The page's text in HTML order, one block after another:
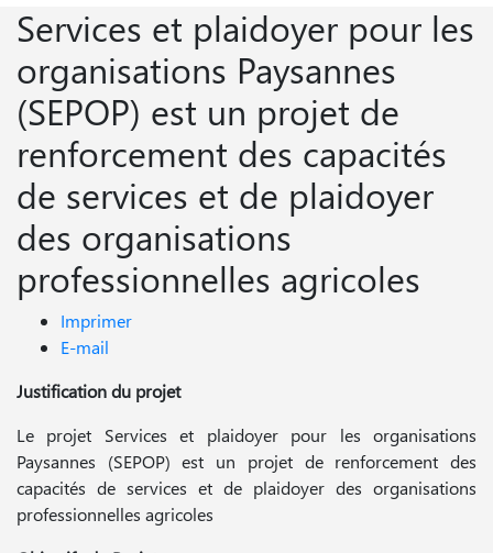
Services et plaidoyer pour les
organisations Paysannes
(SEPOP) est un projet de
renforcement des capacités
de services et de plaidoyer
des organisations
professionnelles agricoles
Imprimer
E-mail
Justification du projet
Le projet Services et plaidoyer pour les organisations
Paysannes (SEPOP) est un projet de renforcement des
capacités de services et de plaidoyer des organisations
professionnelles agricoles